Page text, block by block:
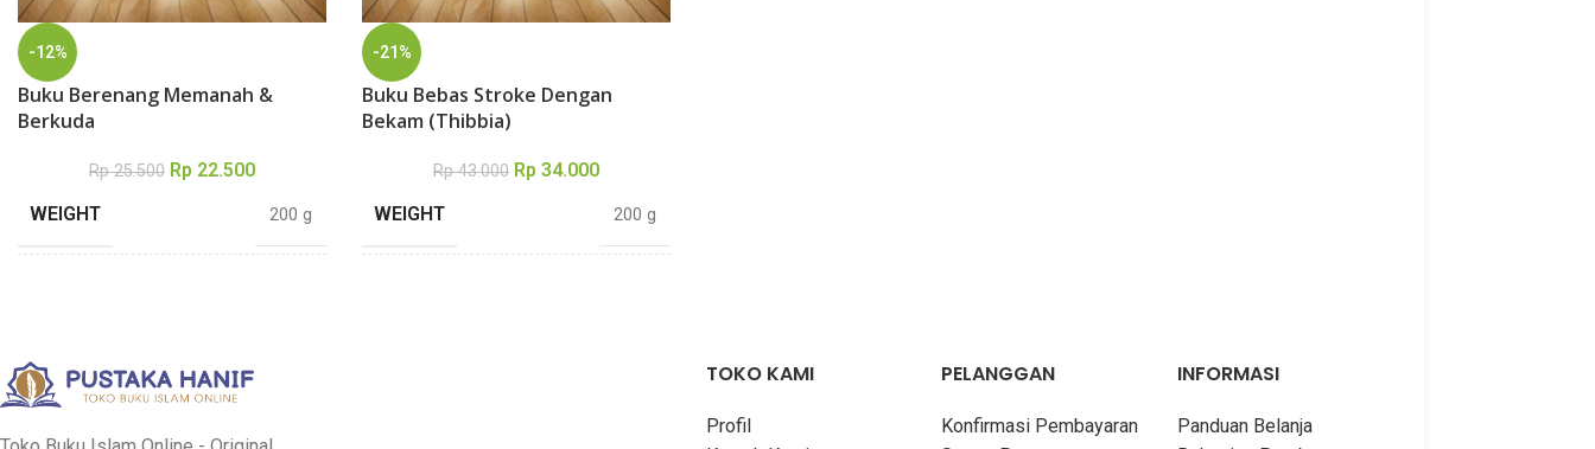
-12%
Buku Berenang Memanah &
Berkuda
Rp25.500 Rp 22.500
WEIGHT 200 g
TEBAL 110 halaman
-21%
Buku Bebas Stroke Dengan
Bekam (Thibbia)
Rp43.000 Rp 34.000
WEIGHT 200 g
TOKO KAMI
Profil
PELANGGAN
Konfirmasi Pembayaran
INFORMASI
Panduan Belanja